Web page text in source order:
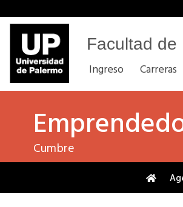
Facultad de
Ingreso Carreras
Cumbre